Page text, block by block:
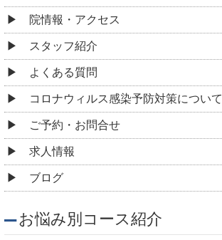
院情報・アクセス
スタッフ紹介
よくある質問
コロナウィルス感染予防対策について
ご予約・お問合せ
求人情報
ブログ
お悩み別コース紹介